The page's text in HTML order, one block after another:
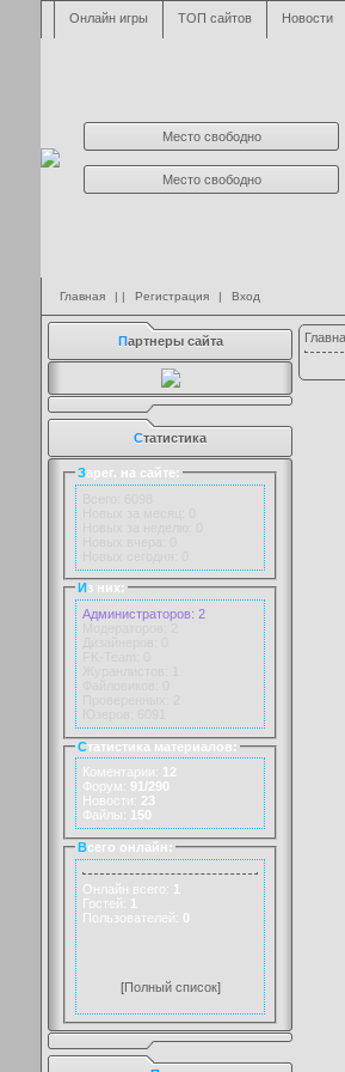
Онлайн игры ТОП сайтов Новости
Место свободно
Место свободно
Главная | | Регистрация | Вход
Партнеры сайта
Статистика
Зарег. на сайте:
И з них:
Администраторов: 2
Статистика материалов:
Коментарии: 12
Форум: 91/290
Новости: 23
Файлы: 150
Всего онлайн:
Онлайн всего: 1
Гостей: 1
Пользователей: 0
[Полный список]